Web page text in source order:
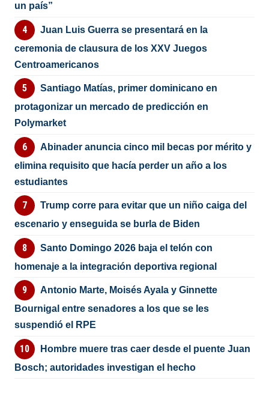
un país”
Juan Luis Guerra se presentará en la
ceremonia de clausura de los XXV Juegos
Centroamericanos
Santiago Matías, primer dominicano en
protagonizar un mercado de predicción en
Polymarket
Abinader anuncia cinco mil becas por mérito y
elimina requisito que hacía perder un año a los
estudiantes
Trump corre para evitar que un niño caiga del
escenario y enseguida se burla de Biden
Santo Domingo 2026 baja el telón con
homenaje a la integración deportiva regional
Antonio Marte, Moisés Ayala y Ginnette
Bournigal entre senadores a los que se les
suspendió el RPE
Hombre muere tras caer desde el puente Juan
Bosch; autoridades investigan el hecho